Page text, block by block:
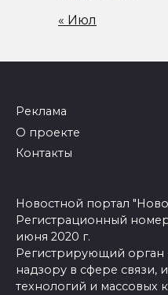
« Июл
Реклама
О проекте
Контакты
Новостной портал
Регистрационный
июня 2020 г.
Регистрирующий орган
надзору в сфере
технологий и массовых